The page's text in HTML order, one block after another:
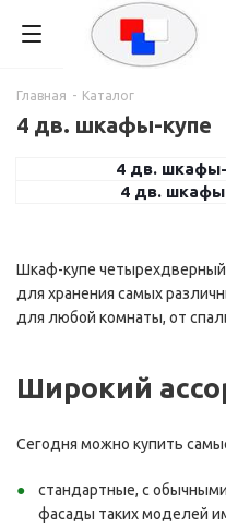
Главная - Каталог
4 дв. шкафы-купе
4 дв. шкафы-
4 дв.
Шкаф-купе
для хранения самых
для любой комнаты, от
Широкий
Сегодня можно купить
стандартные, с
фасады таких моделей